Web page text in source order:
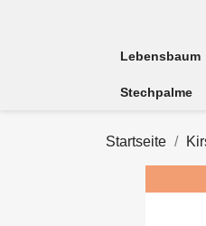
Lebensbaum
Stechpalme
Startseite